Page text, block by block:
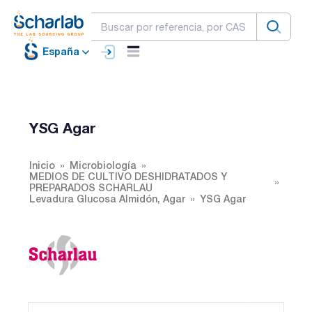
España
YSG Agar
Inicio
Microbiología
MEDIOS DE CULTIVO DESHIDRATADOS Y
PREPARADOS SCHARLAU
Levadura Glucosa Almidón, Agar
YSG Agar